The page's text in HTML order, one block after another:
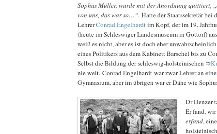
Sophus Müller, wurde mit der Anordnung quittiert,
von uns, das war so…“. Hatte der Staatssekretär bei
LehrerConrad Engelhardtim Kopf, der im 19.
(heute im Schleswiger Landesmuseum in Gottorf)
weiß es nicht, aber es ist doch eher
eines Politikers aus dem Kabinett Barschel bis zu
Selbst die Bildung der schleswig-holsteinischen ➱
nie weit. Conrad Engelhardt war zwar Lehrer an
Gymnasium, aber im übrigen war er Däne wie
Dr Denzer
Er fand, wir
erfand,